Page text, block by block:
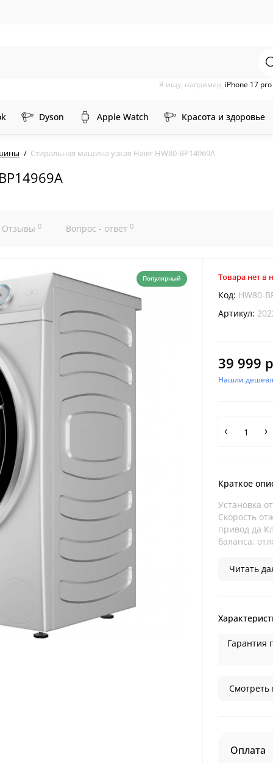
Я ищу, например, iPhone 17
Dyson Apple Watch Красота и здоровье
Стиральная машина узкая Haier HW80-BP14969A
Отзывы 0 Вопрос - ответ 0
Популярный Товара нет в
Код: HW80-
Артикул:
39 999
Нашли
Краткое
Установка
Скорость
привод да
баланса,
Читать
Гарантия
Смотреть
Оплата